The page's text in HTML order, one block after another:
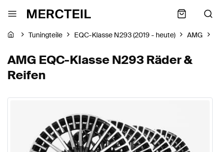
Tuningteile EQC-Klasse N293 (2019 - heute) AMG
AMG EQC-Klasse N293 Räder &
Reifen